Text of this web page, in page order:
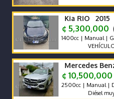
Kia RIO 2015
¢ 5,300,000
1400cc | Manual |
VEHÍCULO EN
Mercedes
¢ 10,500,000
2500cc | Manual |
Diésel muy